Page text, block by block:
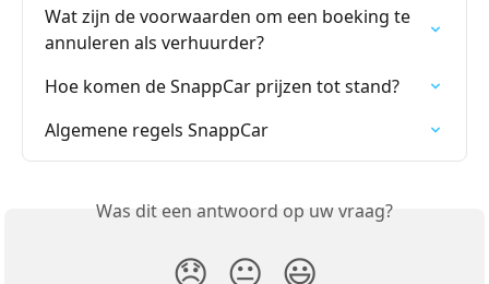
Wat zijn de voorwaarden om een boeking te
annuleren als verhuurder?
Hoe komen de SnappCar prijzen tot stand?
Algemene regels SnappCar
Was dit een antwoord op uw vraag?
😞 😐 😃